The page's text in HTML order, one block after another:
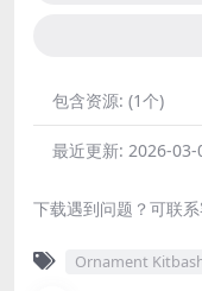
包含资源: (1个)
最近更新: 2026-03-
下载遇到问题？可联
Ornament